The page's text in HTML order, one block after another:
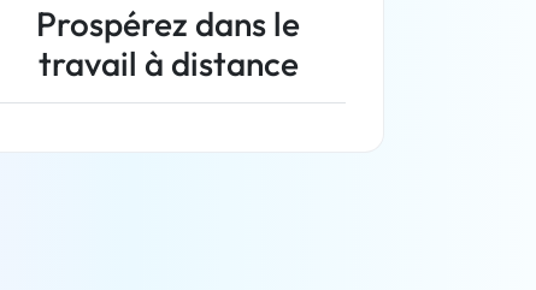
Prospérez dans le
travail à distance